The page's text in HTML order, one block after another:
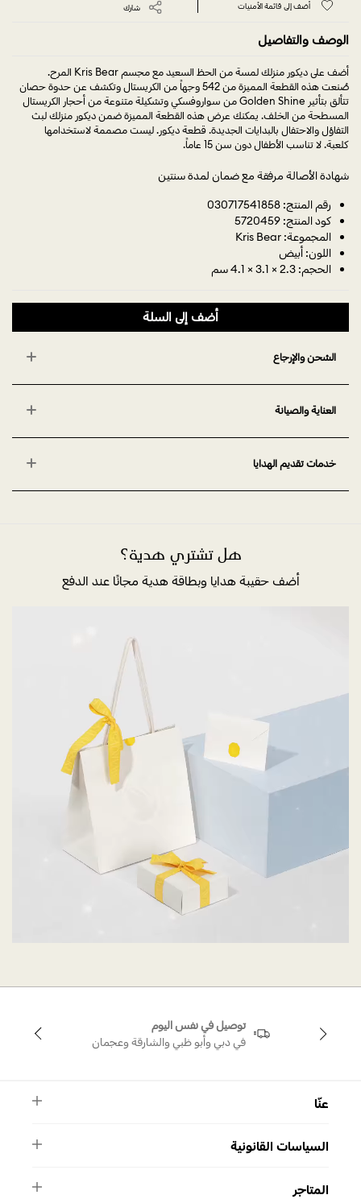
أضف إلى قائمة الأمنيات شارك
الوصف والتفاصيل
أضف على ديكور منزلك لمسة من الحظ السعيد مع مجسم Kris Bear المرح.
صُنعت هذه القطعة المميزة من 542 وجهاً من الكريستال وتكشف عن حدوة حصان
تتألق بتأثير Golden Shine من سواروفسكي وتشكيلة متنوعة من أحجار الكريستال
المسطحة من الخلف. يمكنك عرض هذه القطعة المميزة ضمن ديكور منزلك لبث
التفاؤل والاحتفال بالبدايات الجديدة. قطعة ديكور. ليست مصممة لاستخدامها
كلعبة. لا تناسب الأطفال دون سن 15 عاماً.
شهادة الأصالة مرفقة مع ضمان لمدة سنتين
رقم المنتج: 030717541858
كود المنتج: 5720459
المجموعة: Kris Bear
اللون: أبيض
الحجم: 2.3 × 3.1 × 4.1 سم
أضف إلى السلة
الشحن والإرجاع
العناية والصيانة
خدمات تقديم الهدايا
هل تشتري هدية؟
أضف حقيبة هدايا وبطاقة هدية مجانًا عند الدفع
توصيل في نفس اليوم
في دبي وأبو ظبي والشارقة وعجمان
عنّا
الأسئلة الشائعة
اتصل بنا
السياسات القانونية
سياسة الخصوصية
المتاجر